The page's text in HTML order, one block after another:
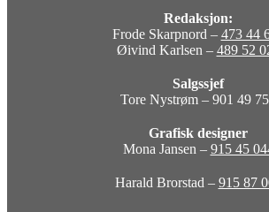
Redaksjon:
Frode Skarpnord – 473 44
Øivind Karlsen – 489 52
Salgssjef
Tore Nystrøm – 901 49
Grafisk designer
Mona Jansen – 915 45
Harald Brorstad – 915 87